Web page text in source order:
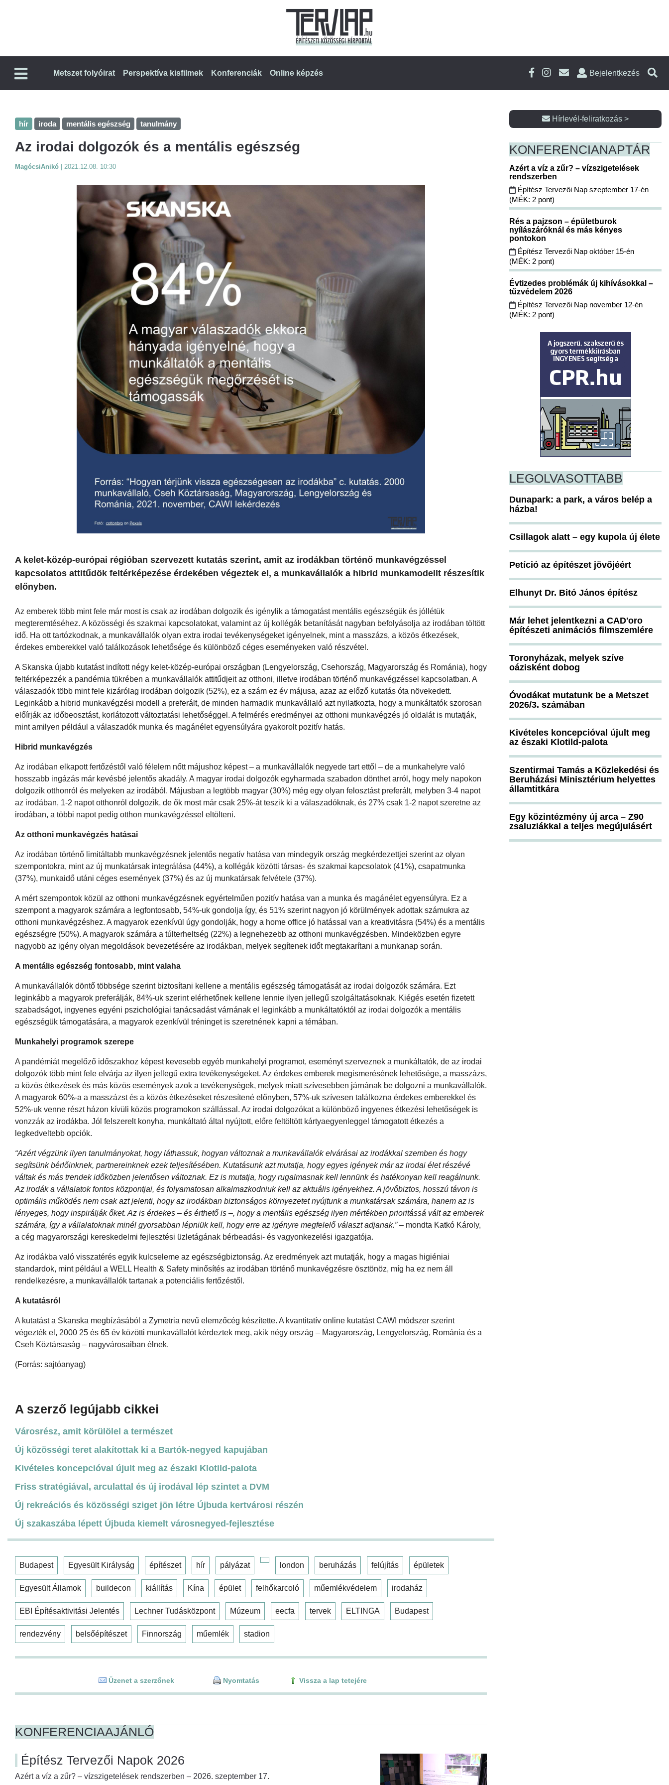
Metszet folyóirat Perspektíva kisfilmek Konferenciák Online képzés Bejelentkezés
hír iroda mentális egészség tanulmány
Az irodai dolgozók és a mentális egészség
MagócsiAnikó 2021.12.08. 10:30
A kelet-közép-európai régióban szervezett kutatás szerint, amit az irodákban történő munkavégzéssel
kapcsolatos attitűdök feltérképezése érdekében végeztek el, a munkavállalók a hibrid munkamodellt részesítik
előnyben.
Az emberek több mint fele már most is csak az irodában dolgozik és igénylik a támogatást mentális egészségük és jóllétük
megteremtéséhez. A közösségi és szakmai kapcsolatokat, valamint az új kollégák betanítását nagyban befolyásolja az irodában töltött
idő. Ha ott tartózkodnak, a munkavállalók olyan extra irodai tevékenységeket igényelnek, mint a masszázs, a közös étkezések,
érdekes emberekkel való találkozások lehetősége és különböző céges eseményeken való részvétel.
A Skanska újabb kutatást indított négy kelet-közép-európai országban (Lengyelország, Csehország, Magyarország és Románia), hogy
feltérképezzék a pandémia tükrében a munkavállalók attitűdjeit az otthoni, illetve irodában történő munkavégzéssel kapcsolatban. A
válaszadók több mint fele kizárólag irodában dolgozik (52%), ez a szám ez év májusa, azaz az előző kutatás óta növekedett.
Leginkább a hibrid munkavégzési modell a preferált, de minden harmadik munkavállaló azt nyilatkozta, hogy a munkáltatók szorosan
előírják az időbeosztást, korlátozott változtatási lehetőséggel. A felmérés eredményei az otthoni munkavégzés jó oldalát is mutatják,
mint amilyen például a válaszadók munka és magánélet egyensúlyára gyakorolt pozitív hatás.
Hibrid munkavégzés
Az irodában elkapott fertőzéstől való félelem nőtt májushoz képest – a munkavállalók negyede tart ettől – de a munkahelyre való
hosszabb ingázás már kevésbé jelentős akadály. A magyar irodai dolgozók egyharmada szabadon dönthet arról, hogy mely napokon
dolgozik otthonról és melyeken az irodából. Májusban a legtöbb magyar (30%) még egy olyan felosztást preferált, melyben 3-4 napot
az irodában, 1-2 napot otthonról dolgozik, de ők most már csak 25%-át teszik ki a válaszadóknak, és 27% csak 1-2 napot szeretne az
irodában, a többi napot pedig otthon munkavégzéssel eltölteni.
Az otthoni munkavégzés hatásai
Az irodában történő limitáltabb munkavégzésnek jelentős negatív hatása van mindegyik ország megkérdezettjei szerint az olyan
szempontokra, mint az új munkatársak integrálása (44%), a kollégák közötti társas- és szakmai kapcsolatok (41%), csapatmunka
(37%), munkaidő utáni céges események (37%) és az új munkatársak felvétele (37%).
A mért szempontok közül az otthoni munkavégzésnek egyértelműen pozitív hatása van a munka és magánélet egyensúlyra. Ez a
szempont a magyarok számára a legfontosabb, 54%-uk gondolja így, és 51% szerint nagyon jó körülmények adottak számukra az
otthoni munkavégzéshez. A magyarok ezenkívül úgy gondolják, hogy a home office jó hatással van a kreativitásra (54%) és a mentális
egészségre (50%). A magyarok számára a túlterheltség (22%) a legnehezebb az otthoni munkavégzésben. Mindeközben egyre
nagyobb az igény olyan megoldások bevezetésére az irodákban, melyek segítenek időt megtakarítani a munkanap során.
A mentális egészség fontosabb, mint valaha
A munkavállalók döntő többsége szerint biztosítani kellene a mentális egészség támogatását az irodai dolgozók számára. Ezt
leginkább a magyarok preferálják, 84%-uk szerint elérhetőnek kellene lennie ilyen jellegű szolgáltatásoknak. Kiégés esetén fizetett
szabadságot, ingyenes egyéni pszichológiai tanácsadást várnának el leginkább a munkáltatóktól az irodai dolgozók a mentális
egészségük támogatására, a magyarok ezenkívül tréninget is szeretnének kapni a témában.
Munkahelyi programok szerepe
A pandémiát megelőző időszakhoz képest kevesebb egyéb munkahelyi programot, eseményt szerveznek a munkáltatók, de az irodai
dolgozók több mint fele elvárja az ilyen jellegű extra tevékenységeket. Az érdekes emberek megismerésének lehetősége, a masszázs,
a közös étkezések és más közös események azok a tevékenységek, melyek miatt szívesebben járnának be dolgozni a munkavállalók.
A magyarok 60%-a a masszázst és a közös étkezéseket részesítené előnyben, 57%-uk szívesen találkozna érdekes emberekkel és
52%-uk venne részt házon kívüli közös programokon szállással. Az irodai dolgozókat a különböző ingyenes étkezési lehetőségek is
vonzzák az irodákba. Jól felszerelt konyha, munkáltató által nyújtott, előre feltöltött kártyaegyenleggel támogatott étkezés a
legkedveltebb opciók.
“Azért végzünk ilyen tanulmányokat, hogy láthassuk, hogyan változnak a munkavállalók elvárásai az irodákkal szemben és hogy
segítsünk bérlőinknek, partnereinknek ezek teljesítésében. Kutatásunk azt mutatja, hogy egyes igények már az irodai élet részévé
váltak és más trendek időközben jelentősen változnak. Ez is mutatja, hogy rugalmasnak kell lennünk és hatékonyan kell reagálnunk.
Az irodák a vállalatok fontos központjai, és folyamatosan alkalmazkodniuk kell az aktuális igényekhez. A jövőbiztos, hosszú távon is
optimális működés nem csak azt jelenti, hogy az irodákban biztonságos környezetet nyújtunk a munkatársak számára, hanem az is
lényeges, hogy inspirálják őket. Az is érdekes – és érthető is –, hogy a mentális egészség ilyen mértékben prioritássá vált az emberek
számára, így a vállalatoknak minél gyorsabban lépniük kell, hogy erre az igényre megfelelő választ adjanak.”– mondta Katkó Károly,
a cég magyarországi kereskedelmi fejlesztési üzletágának bérbeadási- és vagyonkezelési igazgatója.
Az irodákba való visszatérés egyik kulcseleme az egészségbiztonság. Az eredmények azt mutatják, hogy a magas higiéniai
standardok, mint például a WELL Health & Safety minősítés az irodában történő munkavégzésre ösztönöz, míg ha ez nem áll
rendelkezésre, a munkavállalók tartanak a potenciális fertőzéstől.
A kutatásról
A kutatást a Skanska megbízásából a Zymetria nevű elemzőcég készítette. A kvantitatív online kutatást CAWI módszer szerint
végezték el, 2000 25 és 65 év közötti munkavállalót kérdeztek meg, akik négy ország – Magyarország, Lengyelország, Románia és a
Cseh Köztársaság – nagyvárosaiban élnek.
(Forrás: sajtóanyag)
A szerző legújabb cikkei
Városrész, amit körülölel a természet
Új közösségi teret alakítottak ki a Bartók-negyed kapujában
Kivételes koncepcióval újult meg az északi Klotild-palota
Friss stratégiával, arculattal és új irodával lép szintet a DVM
Új rekreációs és közösségi sziget jön létre Újbuda kertvárosi részén
Új szakaszába lépett Újbuda kiemelt városnegyed-fejlesztése
Budapest Egyesült Királyság építészet hír pályázat london beruházás felújítás épületek
Egyesült Államok buildecon kiállítás Kína épület felhőkarcoló műemlékvédelem irodaház
EBI Építésaktivitási Jelentés Lechner Tudásközpont Múzeum eecfa tervek ELTINGA Budapest
rendezvény belsőépítészet Finnország műemlék stadion
Üzenet a szerzőnek Nyomtatás Vissza a lap tetejére
KONFERENCIAAJÁNLÓ
Építész Tervezői Napok 2026
Azért a víz a zűr? – vízszigetelések rendszerben – 2026. szeptember 17.
Hírlevél-feliratkozás >
KONFERENCIANAPTÁR
Azért a víz a zűr? – vízszigetelések
rendszerben
Építész Tervezői Nap szeptember 17-én
(MÉK: 2 pont)
Rés a pajzson – épületburok
nyílászáróknál és más kényes
pontokon
Építész Tervezői Nap október 15-én
(MÉK: 2 pont)
Évtizedes problémák új kihívásokkal –
tűzvédelem 2026
Építész Tervezői Nap november 12-én
(MÉK: 2 pont)
LEGOLVASOTTABB
Dunapark: a park, a város belép a
házba!
Csillagok alatt – egy kupola új élete
Petíció az építészet jövőjéért
Elhunyt Dr. Bitó János építész
Már lehet jelentkezni a CAD'oro
építészeti animációs filmszemlére
Toronyházak, melyek szíve
oázisként dobog
Óvodákat mutatunk be a Metszet
2026/3. számában
Kivételes koncepcióval újult meg
az északi Klotild-palota
Szentirmai Tamás a Közlekedési és
Beruházási Minisztérium helyettes
államtitkára
Egy közintézmény új arca – Z90
zsaluziákkal a teljes megújulásért